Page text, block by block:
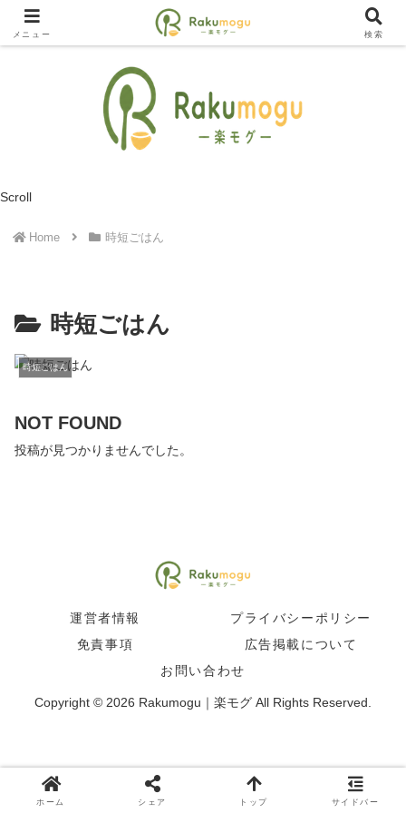
忙しい毎日の食を、楽に賢く。
Scroll
Home 時短ごはん
時短ごはん
時短ごはん
NOT FOUND
投稿が見つかりませんでした。
運営者情報
プライバシーポリシー
免責事項
広告掲載について
お問い合わせ
Copyright © 2026 Rakumogu｜楽モグ All Rights Reserved.
メニュー 検索
ホーム シェア トップ サイドバー